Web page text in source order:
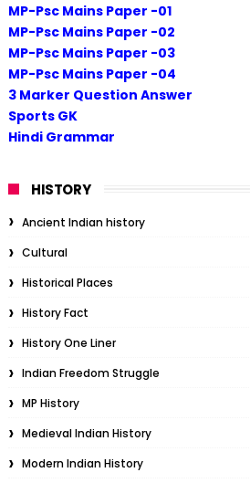
MP-Psc Mains Paper -01
MP-Psc Mains Paper -02
MP-Psc Mains Paper -03
MP-Psc Mains Paper -04
3 Marker Question Answer
Sports GK
Hindi Grammar
HISTORY
Ancient Indian history
Cultural
Historical Places
History Fact
History One Liner
Indian Freedom Struggle
MP History
Medieval Indian History
Modern Indian History